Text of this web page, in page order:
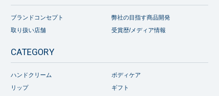
ブランドコンセプト
弊社の目指す商品開発
取り扱い店舗
受賞歴/メディア情報
CATEGORY
ハンドクリーム
ボディケア
リップ
ギフト